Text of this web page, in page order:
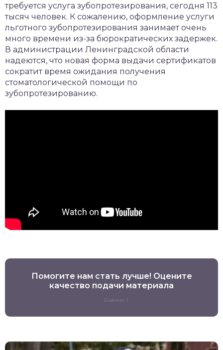
требуется услуга зубопротезирования, сегодня 113
тысяч человек. К сожалению, оформление услуги
льготного зубопротезирования занимает очень
много времени из-за бюрократических задержек.
В администрации Ленинградской области
надеются, что новая форма выдачи сертификатов
сократит время ожидания получения
стоматологической помощи по
зубопротезированию.
Помогите нам стать лучше! Оцените
качество подачи материала
Оценок: 1